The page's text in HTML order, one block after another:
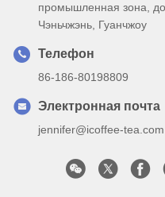
промышленная зона,
Чэньчжэнь, Гуанчжоу
Телефон
86-186-80198809
Электронная почта
jennifer@icoffee-tea.com